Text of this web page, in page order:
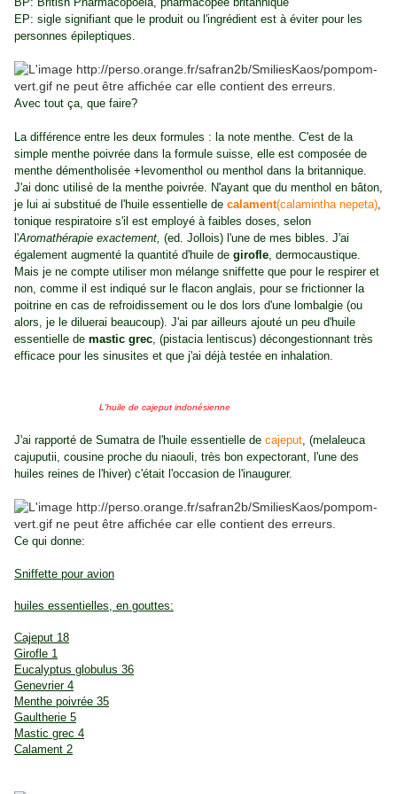
EP: sigle signifiant que le produit ou l'ingrédient est à éviter pour les
personnes épileptiques.
Avec tout ça, que faire?
La différence entre les deux formules : la note menthe. C'est de la
simple menthe poivrée dans la formule suisse, elle est composée de
menthe démentholisée +levomenthol ou menthol dans la britannique.
J'ai donc utilisé de la menthe poivrée. N'ayant que du menthol en bâton,
je lui ai substitué de l'huile essentielle de calament(calamintha nepeta),
tonique respiratoire s'il est employé à faibles doses, selon
l'Aromathérapie exactement, (ed. Jollois) l'une de mes bibles. J'ai
également augmenté la quantité d'huile de girofle, dermocaustique.
Mais je ne compte utiliser mon mélange sniffette que pour le respirer et
non, comme il est indiqué sur le flacon anglais, pour se frictionner la
poitrine en cas de refroidissement ou le dos lors d'une lombalgie (ou
alors, je le diluerai beaucoup). J'ai par ailleurs ajouté un peu d'huile
essentielle de mastic grec, (pistacia lentiscus) décongestionnant très
efficace pour les sinusites et que j'ai déjà testée en inhalation.
L'huile de cajeput indonésienne
J'ai rapporté de Sumatra de l'huile essentielle de cajeput, (melaleuca
cajuputii, cousine proche du niaouli, très bon expectorant, l'une des
huiles reines de l'hiver) c'était l'occasion de l'inaugurer.
Ce qui donne:
Sniffette pour avion
huiles essentielles, en gouttes:
Cajeput 18
Girofle 1
Eucalyptus globulus 36
Genevrier 4
Menthe poivrée 35
Gaultherie 5
Mastic grec 4
Calament 2